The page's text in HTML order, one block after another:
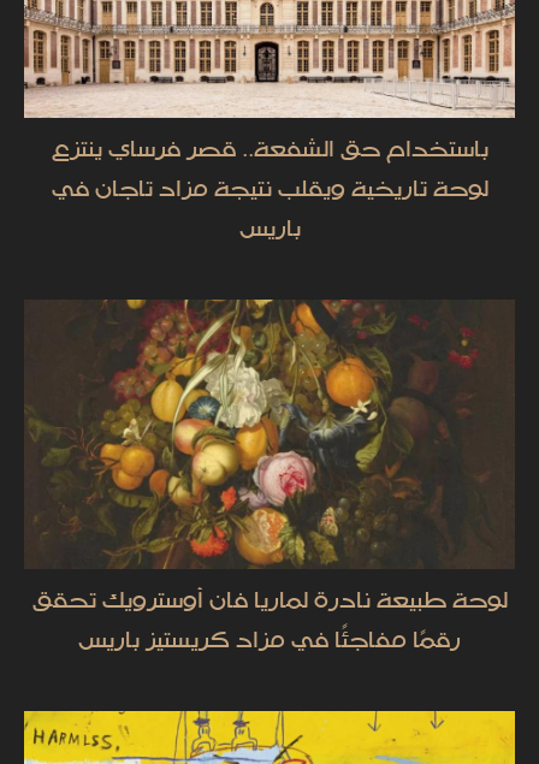
باستخدام حق الشفعة.. قصر فرساي ينتزع
لوحة تاريخية ويقلب نتيجة مزاد تاجان في
باريس
لوحة طبيعة نادرة لماريا فان أوسترويك تحقق
رقمًا مفاجئًا في مزاد كريستيز باريس